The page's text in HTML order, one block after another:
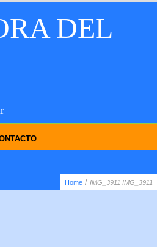
DEL
Home / IMG_3911 IMG_3911